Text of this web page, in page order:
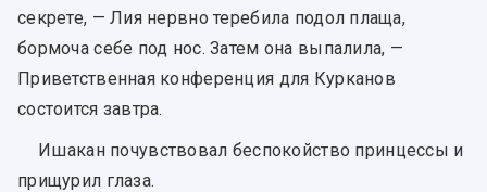
секрете, — Лия нервно теребила подол плаща,
бормоча себе под нос. Затем она выпалила, —
Приветственная конференция для Курканов
состоится завтра.
Ишакан почувствовал беспокойство принцессы и
прищурил глаза.